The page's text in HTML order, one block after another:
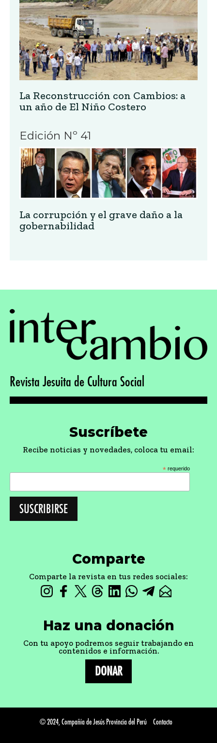
La Reconstrucción con Cambios: a
un año de El Niño Costero
Edición Nº 41
La corrupción y el grave daño a la
gobernabilidad
Revista Jesuita de Cultura Social
Suscríbete
Recibe noticias y novedades, coloca tu email:
* requerido
Comparte
Comparte la revista en tus redes sociales:
Haz una donación
Con tu apoyo podremos seguir trabajando en
contenidos e información.
DONAR
© 2024, Compañía de Jesús Provincia del Perú Contacto